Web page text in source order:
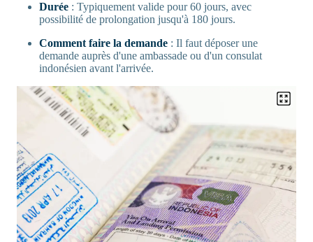
Durée : Typiquement valide pour 60 jours, avec
possibilité de prolongation jusqu'à 180 jours.
Comment faire la demande : Il faut déposer une
demande auprès d'une ambassade ou d'un consulat
indonésien avant l'arrivée.